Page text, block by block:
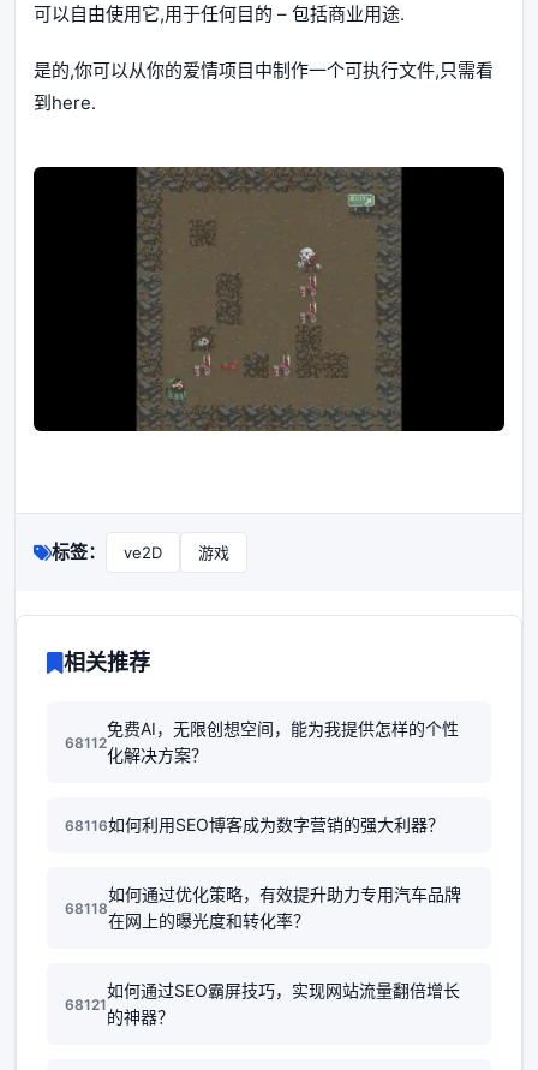
可以自由使用它,用于任何目的 – 包括商业用途.
是的,你可以从你的爱情项目中制作一个可执行文件,只需看
到here.
标签： ve2D 游戏
相关推荐
68112
免费AI，无限创想空间，能为我提供怎样的个性
化解决方案？
68116如何利用SEO博客成为数字营销的强大利器？
68118
如何通过优化策略，有效提升助力专用汽车品牌
在网上的曝光度和转化率？
68121
如何通过SEO霸屏技巧，实现网站流量翻倍增长
的神器？